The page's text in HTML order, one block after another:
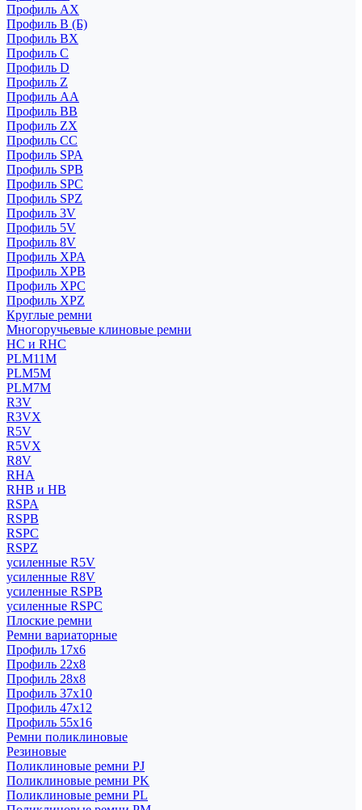
Профиль AX
Профиль B (Б)
Профиль BX
Профиль C
Профиль D
Профиль Z
Профиль АА
Профиль BB
Профиль ZX
Профиль CC
Профиль SPA
Профиль SPB
Профиль SPC
Профиль SPZ
Профиль 3V
Профиль 5V
Профиль 8V
Профиль XPA
Профиль XPB
Профиль XPC
Профиль XPZ
Круглые ремни
Многоручьевые клиновые ремни
HC и RHC
PLM11M
PLM5M
PLM7M
R3V
R3VX
R5V
R5VX
R8V
RHA
RHB и HB
RSPA
RSPB
RSPC
RSPZ
усиленные R5V
усиленные R8V
усиленные RSPB
усиленные RSPC
Плоские ремни
Ремни вариаторные
Профиль 17x6
Профиль 22x8
Профиль 28x8
Профиль 37x10
Профиль 47x12
Профиль 55x16
Ремни поликлиновые
Резиновые
Поликлиновые ремни PJ
Поликлиновые ремни PK
Поликлиновые ремни PL